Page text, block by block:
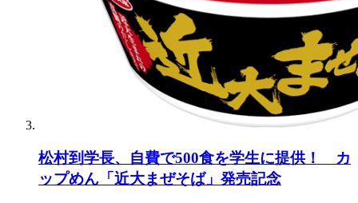
松村到学長、自費で500食を学生に提供！ カ
ップめん「近大まぜそば」発売記念